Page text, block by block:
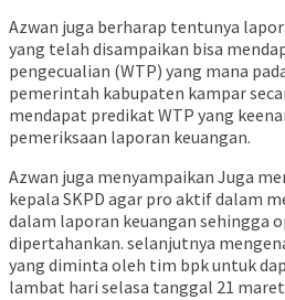
Azwan juga berharap tentunya
yang telah disampaikan bisa
pengecualian (WTP) yang mana
pemerintah kabupaten kampar
mendapat predikat WTP yang
pemeriksaan laporan keuangan.
Azwan juga menyampaikan Juga
kepala SKPD agar pro aktif dalam
dalam laporan keuangan sehingga
dipertahankan. selanjutnya
yang diminta oleh tim bpk untuk
lambat hari selasa tanggal 21 maret